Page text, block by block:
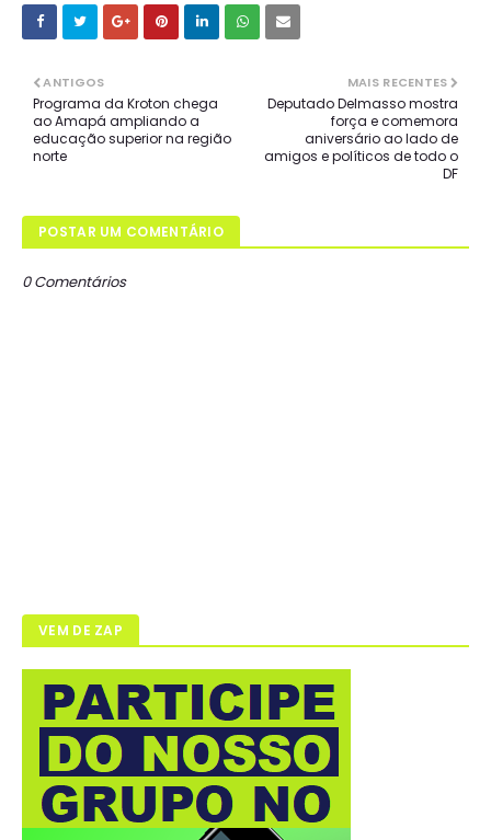
MAIS RECENTES
Deputado Delmasso mostra
força e comemora
aniversário ao lado de
amigos e políticos de todo o
DF
ANTIGOS
Programa da Kroton chega
ao Amapá ampliando a
educação superior na região
norte
POSTAR UM COMENTÁRIO
0 Comentários
VEM DE ZAP